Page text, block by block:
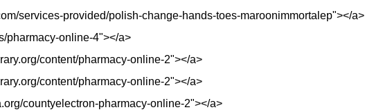
services-provided/polish-change-hands-toes-maroonimmortalep"></a>
pharmacy-online-4"></a>
content/pharmacy-online-2"></a>
content/pharmacy-online-2"></a>
countyelectron-pharmacy-online-2"></a>